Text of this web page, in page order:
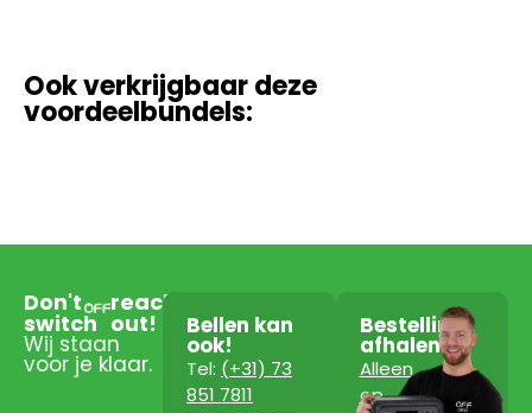
Ook verkrijgbaar deze
voordeelbundels:
Don't
switch
reach
out!
Wij staan
voor je klaar.
Bellen kan
ook!
Tel: (+31) 73
851 7811
Bestelling
afhalen?
Alleen
op